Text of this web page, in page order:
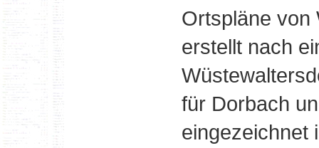
Ortspläne von
erstellt nach
für Dorbach
eingezeichnet